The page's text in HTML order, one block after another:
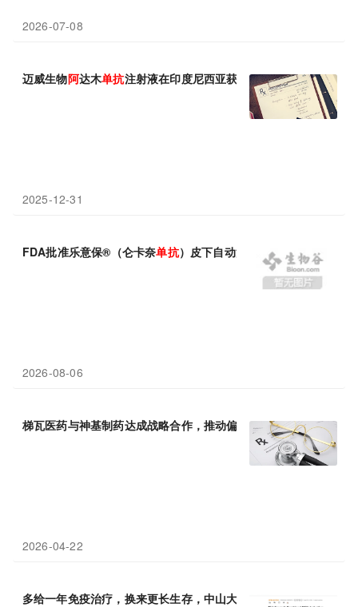
2026-07-08
迈威生物阿达木单抗注射液在印度尼西亚获批上市
2025-12-31
FDA批准乐意保®（仑卡奈单抗）皮下自动注射剂型用于早期
2026-08-06
梯瓦医药与神基制药达成战略合作，推动偏头痛治疗创新方案
2026-04-22
多给一年免疫治疗，换来更长生存，中山大学习勉团队证实替雷利